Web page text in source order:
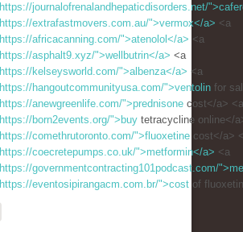
https://journalofrenalandhepaticdisorders.net/
https://extrafastmovers.com.au/">vermox</a> <a
https://africacanning.com/">atenolol</a> <a
https://asphalt9.xyz/">wellbutrin</a> <a
https://kelseysworld.com/">albenza</a> <a
https://hangoutcommunityusa.com/">ventolin for
https://anewgreenlife.com/">prednisone cost</a> <a
https://born2events.org/">buy tetracycline online</
https://comethrutoronto.com/">fluoxetine cost</a>
https://coecretepumps.co.uk/">metformin</a> <a
https://governmentcontracting101podcast.com/
https://eventosipirangacm.com.br/">cost of